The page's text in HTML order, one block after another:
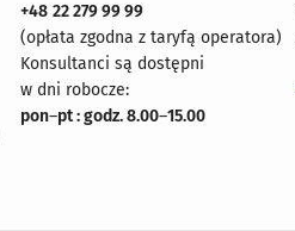
+48 22 279 99 99
(opłata zgodna z taryfą operatora)
Konsultanci są dostępni
w dni robocze:
pon–pt : godz. 8.00–15.00